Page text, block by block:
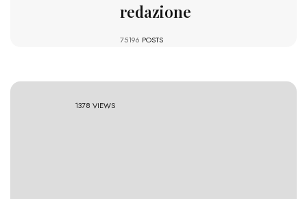
redazione
75196 POSTS
1378 VIEWS